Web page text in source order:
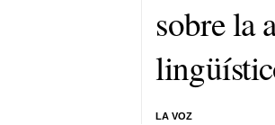
sobre la
LA VOZ